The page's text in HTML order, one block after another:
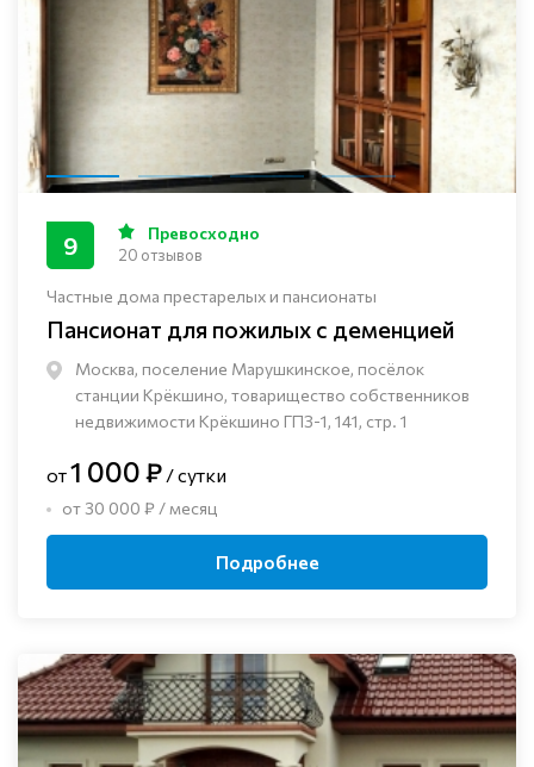
Частные дома престарелых и пансионаты
Пансионат для пожилых с деменцией
Москва, поселение Марушкинское, посёлок
станции Крёкшино, товарищество собственников
недвижимости Крёкшино ГПЗ-1, 141, стр. 1
9 Превосходно
20 отзывов
от1 000 ₽ / сутки
от 30 000 ₽ / месяц
Подробнее